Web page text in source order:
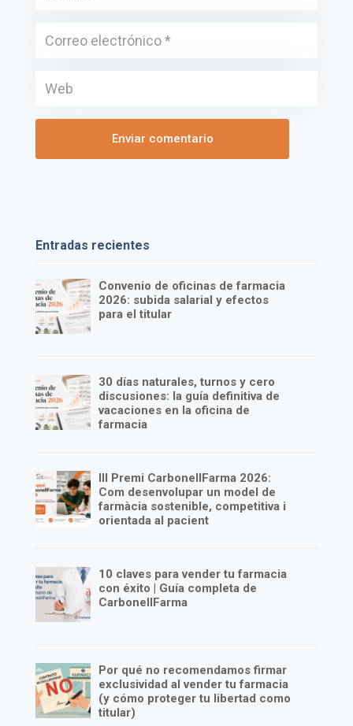
Entradas recientes
Convenio de oficinas de farmacia
2026: subida salarial y efectos
para el titular
30 días naturales, turnos y cero
discusiones: la guía definitiva de
vacaciones en la oficina de
farmacia
III Premi CarbonellFarma 2026:
Com desenvolupar un model de
farmàcia sostenible, competitiva i
orientada al pacient
10 claves para vender tu farmacia
con éxito | Guía completa de
CarbonellFarma
Por qué no recomendamos firmar
exclusividad al vender tu farmacia
(y cómo proteger tu libertad como
titular)